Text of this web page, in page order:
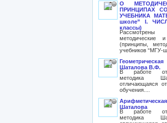
О
ПРИНЦИПАХ
УЧЕБНИКА
школе” I.
классы)
Рассмотрены
методические
(принципы,
учебников “МГУ-
Шаталова В.Ф.
В работе
методика
отличающаяся
обучения....
Шаталова
В работе
методика